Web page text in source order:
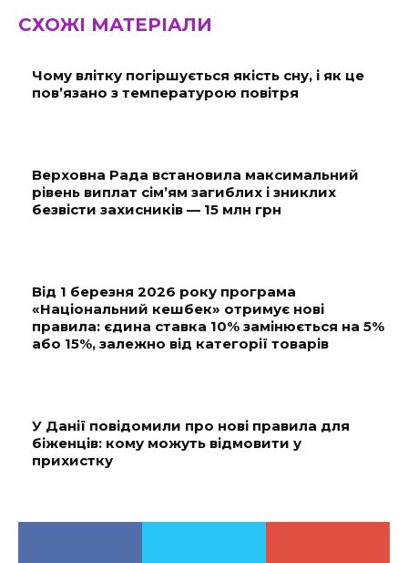
СХОЖІ МАТЕРІАЛИ
Чому влітку погіршується якість сну, і як це
пов’язано з температурою повітря
Верховна Рада встановила максимальний
рівень виплат сім’ям загиблих і зниклих
безвісти захисників — 15 млн грн
Від 1 березня 2026 року програма
«Національний кешбек» отримує нові
правила: єдина ставка 10% замінюється на 5%
або 15%, залежно від категорії товарів
У Данії повідомили про нові правила для
біженців: кому можуть відмовити у
прихистку